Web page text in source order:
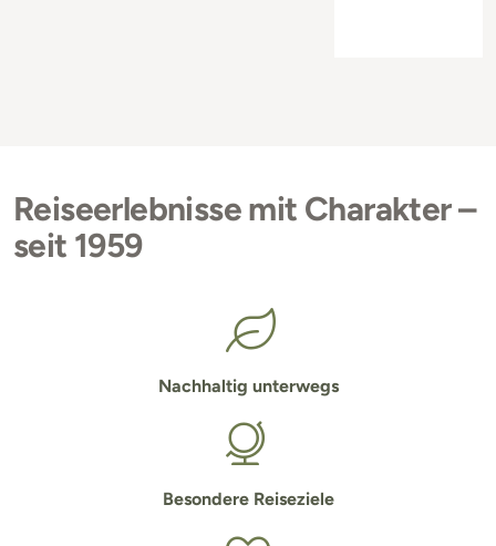
Reiseerlebnisse mit Charakter –
seit 1959
Nachhaltig unterwegs
Besondere Reiseziele